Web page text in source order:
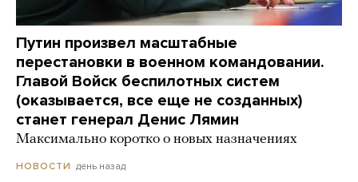
Путин произвел масштабные
перестановки в военном командовании.
Главой Войск беспилотных систем
(оказывается, все еще не созданных)
станет генерал Денис Лямин
Максимально коротко о новых назначениях
НОВОСТИ день назад